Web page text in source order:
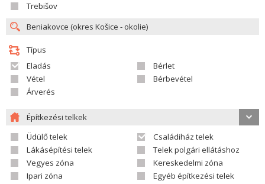
Trebišov
Típus
Eladás
Bérlet
Vétel
Bérbevétel
Árverés
Építkezési telkek
Üdülő telek
Családiház telek
Lákásépítési telek
Telek polgári ellátáshoz
Vegyes zóna
Kereskedelmi zóna
Ipari zóna
Egyéb építkezési telek